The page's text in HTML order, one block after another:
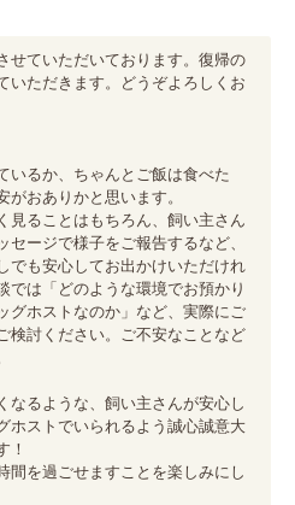
せていただいております。復帰の
いただきます。どうぞよろしくお
いるか、ちゃんとご飯は食べた
おありかと思います。
見ることはもちろん、飼い主さん
ージで様子をご報告するなど、
でも安心してお出かけいただけれ
では「どのような環境でお預かり
グホストなのか」など、実際にご
検討ください。ご不安なことなど
なるような、飼い主さんが安心し
ホストでいられるよう誠心誠意大
！
間を過ごせますことを楽しみにし